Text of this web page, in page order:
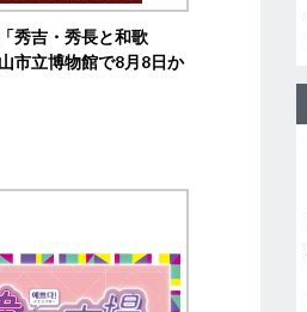
秀吉・秀長と和歌
市立博物館で8月8日か